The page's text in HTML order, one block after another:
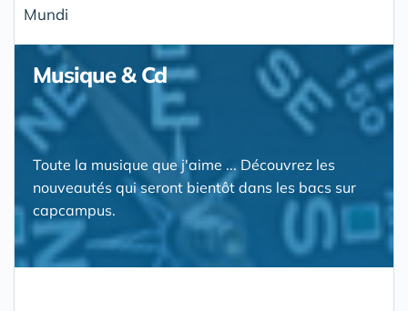
Mundi
Musique & Cd
Toute la musique que j'aime ... Découvrez les
nouveautés qui seront bientôt dans les bacs sur
capcampus.